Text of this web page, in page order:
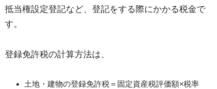
抵当権設定登記など、登記をする際にかかる税金で
す。
登録免許税の計算方法は、
土地・建物の登録免許税＝固定資産税評価額×税率